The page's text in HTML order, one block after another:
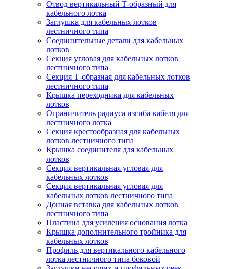
Отвод вертикальный Т-образный для
кабельного лотка
Заглушка для кабельных лотков
лестничного типа
Соединительные детали для кабельных
лотков
Секция угловая для кабельных лотков
лестничного типа
Секция Т-образная для кабельных лотков
лестничного типа
Крышка переходника для кабельных
лотков
Ограничитель радиуса изгиба кабеля для
лестничного лотка
Секция крестообразная для кабельных
лотков лестничного типа
Крышка соединителя для кабельных
лотков
Секция вертикальная угловая для
кабельных лотков
Секция вертикальная угловая для
кабельных лотков лестничного типа
Донная вставка для кабельных лотков
лестничного типа
Пластина для усиления основания лотка
Крышка дополнительного тройника для
кабельных лотков
Профиль для вертикального кабельного
лотка лестничного типа боковой